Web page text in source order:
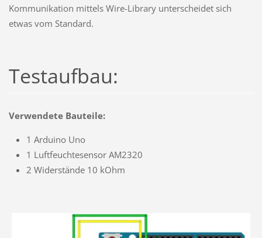
Kommunikation mittels Wire-Library unterscheidet sich
etwas vom Standard.
Testaufbau:
Verwendete Bauteile:
1 Arduino Uno
1 Luftfeuchtesensor AM2320
2 Widerstände 10 kOhm